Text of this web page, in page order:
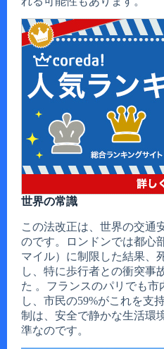
世界の常識
この法改正は、世界の交通
のです。ロンドンでは都心
マイル）に制限した結果、
し、特に歩行者との衝突事
た 。フランスのパリでも市
し、市民の59%がこれを支
制は、安全で静かな生活環
準なのです。